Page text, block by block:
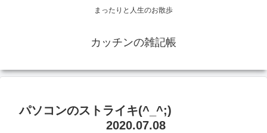
まったりと人生のお散歩
カッチンの雑記帳
パソコンのストライキ(^_^;)
2020.07.08